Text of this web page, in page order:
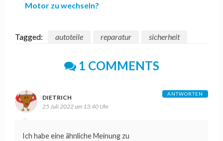
Motor zu wechseln?
Tagged: autoteile reparatur sicherheit
1 COMMENTS
DIETRICH
25 Juli 2022 um 13:40 Uhr
Ich habe eine ähnliche Meinung zu
ANTWORTEN